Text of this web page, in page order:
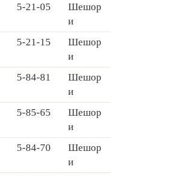
5-21-05
Шешор
и
5-21-15
Шешор
и
5-84-81
Шешор
и
5-85-65
Шешор
и
5-84-70
Шешор
и